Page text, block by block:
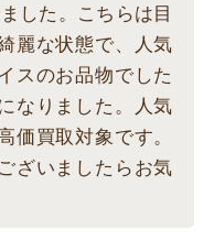
した。こちらは目
麗な状態で、人気
スのお品物でした
なりました。人気
価買取対象です。
ざいましたらお気